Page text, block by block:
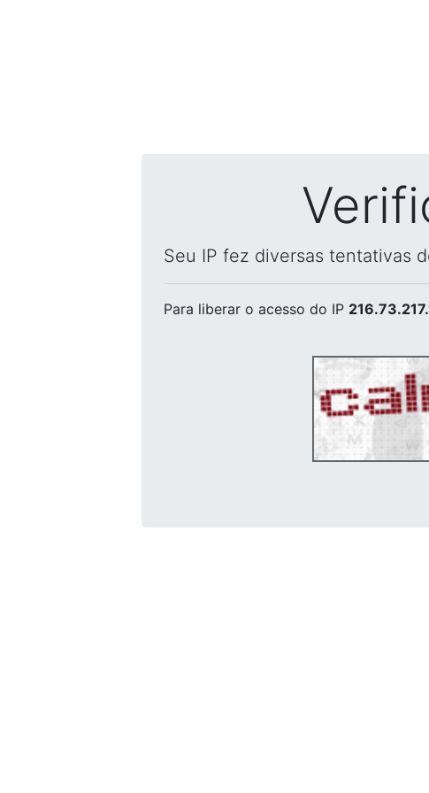
Seu IP fez diversas tentativas
Para liberar o acesso do IP